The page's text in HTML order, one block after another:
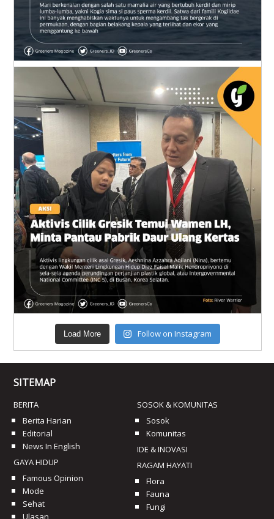
Load More Follow on Instagram
SITEMAP
BERITA
Berita Harian
Editorial
News In English
GAYA HIDUP
Famous Opinion
Mode
Sehat
SOSOK & KOMUNITAS
Sosok
Komunitas
IDE & INOVASI
RAGAM HAYATI
Flora
Fauna
Fungi